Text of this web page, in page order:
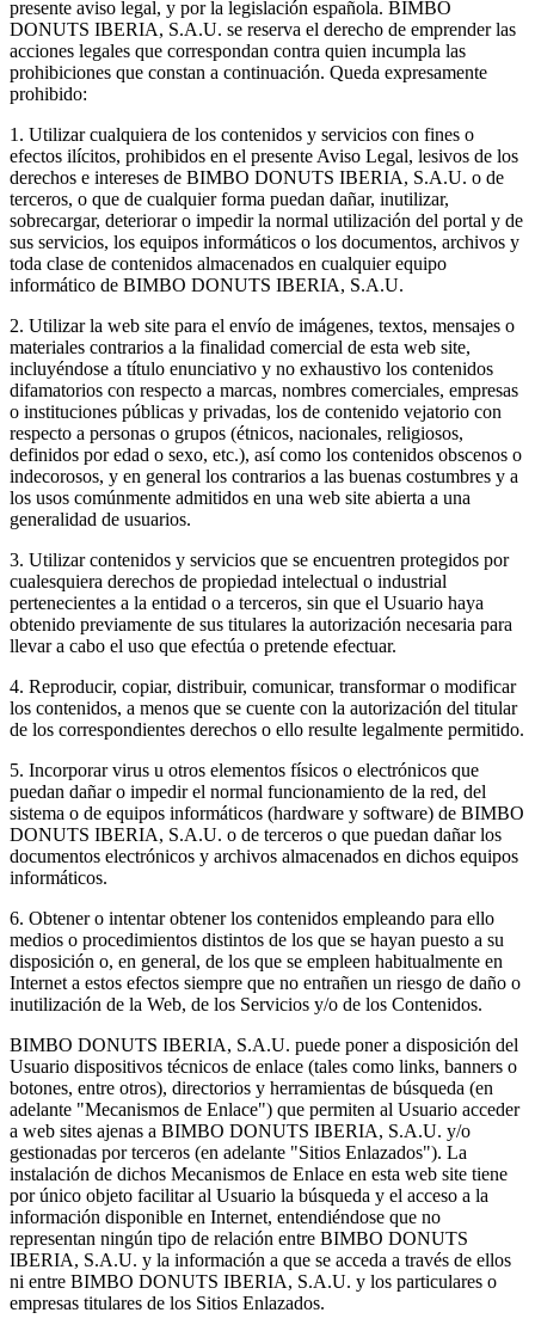
presente aviso legal, y por la legislación española. BIMBO
DONUTS IBERIA, S.A.U. se reserva el derecho de emprender las
acciones legales que correspondan contra quien incumpla las
prohibiciones que constan a continuación. Queda expresamente
prohibido:
1. Utilizar cualquiera de los contenidos y servicios con fines o
efectos ilícitos, prohibidos en el presente Aviso Legal, lesivos de los
derechos e intereses de BIMBO DONUTS IBERIA, S.A.U. o de
terceros, o que de cualquier forma puedan dañar, inutilizar,
sobrecargar, deteriorar o impedir la normal utilización del portal y de
sus servicios, los equipos informáticos o los documentos, archivos y
toda clase de contenidos almacenados en cualquier equipo
informático de BIMBO DONUTS IBERIA, S.A.U.
2. Utilizar la web site para el envío de imágenes, textos, mensajes o
materiales contrarios a la finalidad comercial de esta web site,
incluyéndose a título enunciativo y no exhaustivo los contenidos
difamatorios con respecto a marcas, nombres comerciales, empresas
o instituciones públicas y privadas, los de contenido vejatorio con
respecto a personas o grupos (étnicos, nacionales, religiosos,
definidos por edad o sexo, etc.), así como los contenidos obscenos o
indecorosos, y en general los contrarios a las buenas costumbres y a
los usos comúnmente admitidos en una web site abierta a una
generalidad de usuarios.
3. Utilizar contenidos y servicios que se encuentren protegidos por
cualesquiera derechos de propiedad intelectual o industrial
pertenecientes a la entidad o a terceros, sin que el Usuario haya
obtenido previamente de sus titulares la autorización necesaria para
llevar a cabo el uso que efectúa o pretende efectuar.
4. Reproducir, copiar, distribuir, comunicar, transformar o modificar
los contenidos, a menos que se cuente con la autorización del titular
de los correspondientes derechos o ello resulte legalmente permitido.
5. Incorporar virus u otros elementos físicos o electrónicos que
puedan dañar o impedir el normal funcionamiento de la red, del
sistema o de equipos informáticos (hardware y software) de BIMBO
DONUTS IBERIA, S.A.U. o de terceros o que puedan dañar los
documentos electrónicos y archivos almacenados en dichos equipos
informáticos.
6. Obtener o intentar obtener los contenidos empleando para ello
medios o procedimientos distintos de los que se hayan puesto a su
disposición o, en general, de los que se empleen habitualmente en
Internet a estos efectos siempre que no entrañen un riesgo de daño o
inutilización de la Web, de los Servicios y/o de los Contenidos.
BIMBO DONUTS IBERIA, S.A.U. puede poner a disposición del
Usuario dispositivos técnicos de enlace (tales como links, banners o
botones, entre otros), directorios y herramientas de búsqueda (en
adelante "Mecanismos de Enlace") que permiten al Usuario acceder
a web sites ajenas a BIMBO DONUTS IBERIA, S.A.U. y/o
gestionadas por terceros (en adelante "Sitios Enlazados"). La
instalación de dichos Mecanismos de Enlace en esta web site tiene
por único objeto facilitar al Usuario la búsqueda y el acceso a la
información disponible en Internet, entendiéndose que no
representan ningún tipo de relación entre BIMBO DONUTS
IBERIA, S.A.U. y la información a que se acceda a través de ellos
ni entre BIMBO DONUTS IBERIA, S.A.U. y los particulares o
empresas titulares de los Sitios Enlazados.